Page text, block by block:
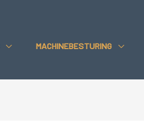
MACHINEBESTURING